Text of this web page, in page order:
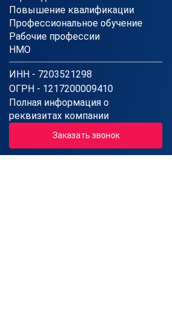
Повышение квалификации
Профессиональное обучение
Рабочие профессии
НМО
ИНН - 7203521298
ОГРН - 1217200009410
Полная информация о
реквизитах компании
Заказать звонок